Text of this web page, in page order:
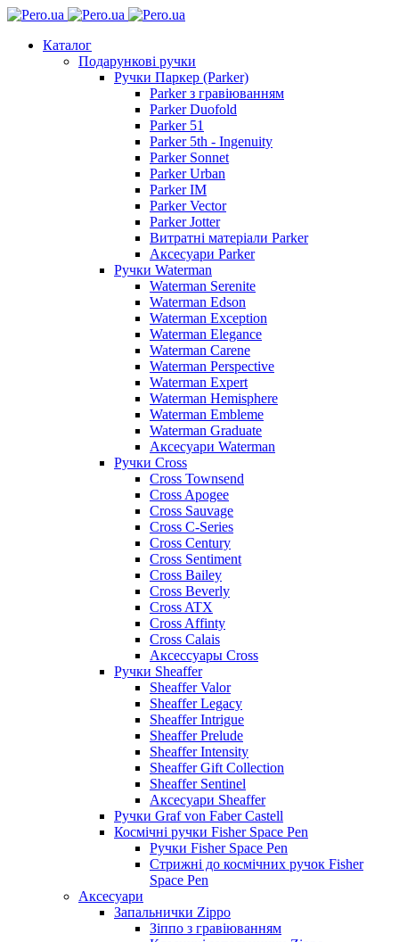
Каталог
Подарункові ручки
Ручки Паркер (Parker)
Parker з гравіюванням
Parker Duofold
Parker 51
Parker 5th - Ingenuity
Parker Sonnet
Parker Urban
Parker IM
Parker Vector
Parker Jotter
Витратні матеріали Parker
Аксесуари Parker
Ручки Waterman
Waterman Serenite
Waterman Edson
Waterman Exception
Waterman Elegance
Waterman Carene
Waterman Perspective
Waterman Expert
Waterman Hemisphere
Waterman Embleme
Waterman Graduate
Аксесуари Waterman
Ручки Cross
Cross Townsend
Cross Apogee
Cross Sauvage
Cross C-Series
Cross Сentury
Cross Sentiment
Cross Bailey
Cross Beverly
Cross ATX
Cross Affinty
Cross Calais
Аксессуары Cross
Ручки Sheaffer
Sheaffer Valor
Sheaffer Legacy
Sheaffer Intrigue
Sheaffer Prelude
Sheaffer Intensity
Sheaffer Gift Collection
Sheaffer Sentinel
Аксесуари Sheaffer
Ручки Graf von Faber Castell
Космічні ручки Fisher Space Pen
Ручки Fisher Space Pen
Стрижні до космічних ручок Fisher
Space Pen
Аксесуари
Запальнички Zippo
Зіппо з гравіюванням